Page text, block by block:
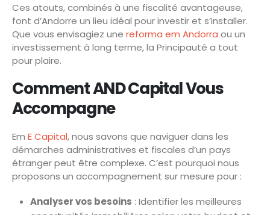
Ces atouts, combinés à une fiscalité avantageuse,
font d’Andorre un lieu idéal pour investir et s’installer.
Que vous envisagiez une reforma em Andorra ou un
investissement à long terme, la Principauté a tout
pour plaire.
Comment AND Capital Vous
Accompagne
Em E Capital, nous savons que naviguer dans les
démarches administratives et fiscales d’un pays
étranger peut être complexe. C’est pourquoi nous
proposons un accompagnement sur mesure pour :
Analyser vos besoins : Identifier les meilleures